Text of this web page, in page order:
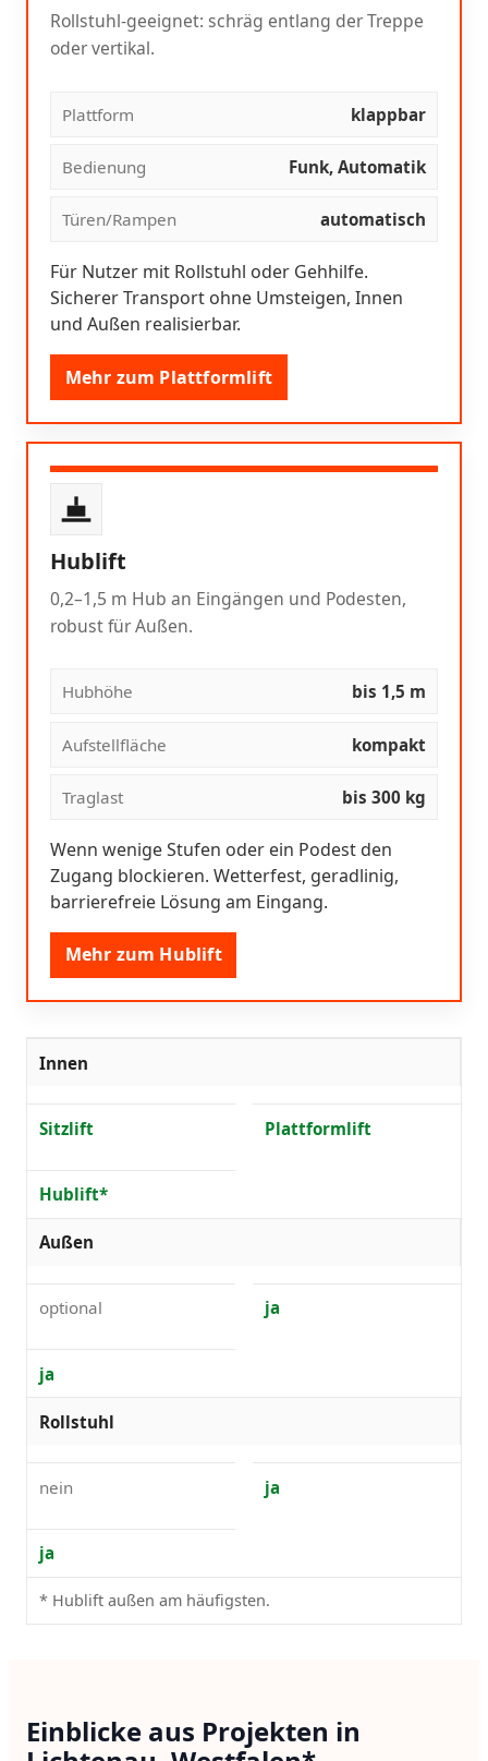
Rollstuhl-geeignet: schräg entlang der Treppe
oder vertikal.
Plattform klappbar
Bedienung Funk, Automatik
Türen/Rampen automatisch
Für Nutzer mit Rollstuhl oder Gehhilfe.
Sicherer Transport ohne Umsteigen, Innen
und Außen realisierbar.
Mehr zum Plattformlift
Hublift
0,2–1,5 m Hub an Eingängen und Podesten,
robust für Außen.
Hubhöhe bis 1,5 m
Aufstellfläche kompakt
Traglast bis 300 kg
Wenn wenige Stufen oder ein Podest den
Zugang blockieren. Wetterfest, geradlinig,
barrierefreie Lösung am Eingang.
Mehr zum Hublift
Innen
Sitzlift Plattformlift
Hublift*
Außen
optional ja
ja
Rollstuhl
nein ja
ja
* Hublift außen am häufigsten.
Einblicke aus Projekten in